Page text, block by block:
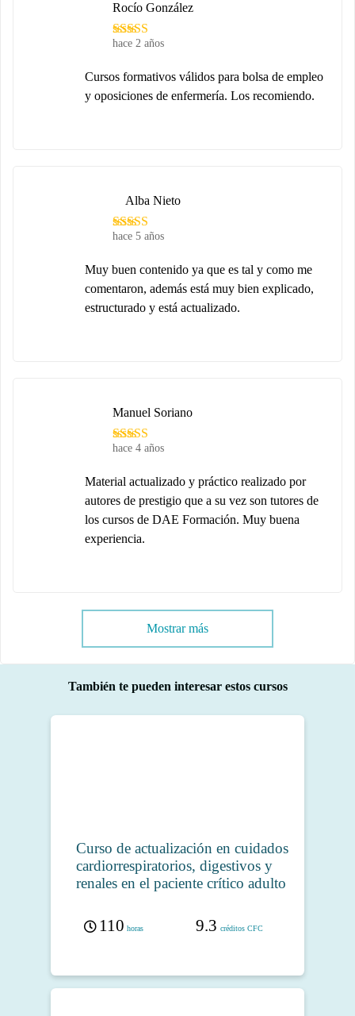
hace 2 años
Rocío González
Cursos formativos válidos para bolsa de empleo
y oposiciones de enfermería. Los recomiendo.
hace 5 años
Alba Nieto
Muy buen contenido ya que es tal y como me
comentaron, además está muy bien explicado,
estructurado y está actualizado.
hace 4 años
Manuel Soriano
Material actualizado y práctico realizado por
autores de prestigio que a su vez son tutores de
los cursos de DAE Formación. Muy buena
experiencia.
Mostrar más
También te pueden interesar estos cursos
Curso de actualización en cuidados
cardiorrespiratorios, digestivos y
renales en el paciente crítico adulto
110 horas 9.3 créditos CFC